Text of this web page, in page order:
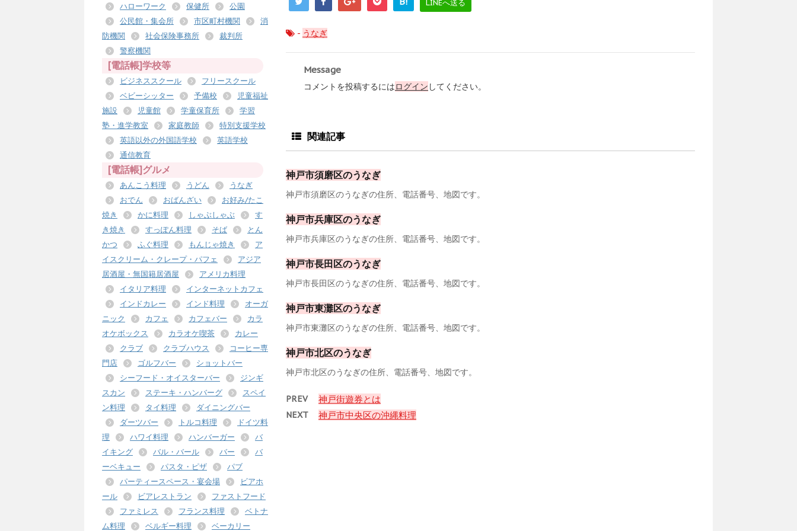
LINEへ送る
- うなぎ
Message
コメントを投稿するにはログイン してください。
関連記事
神戸市須磨区のうなぎ
神戸市須磨区のうなぎの住所、電話番号、地図です。
神戸市兵庫区のうなぎ
神戸市兵庫区のうなぎの住所、電話番号、地図です。
神戸市長田区のうなぎ
神戸市長田区のうなぎの住所、電話番号、地図です。
神戸市東灘区のうなぎ
神戸市東灘区のうなぎの住所、電話番号、地図です。
神戸市北区のうなぎ
神戸市北区のうなぎの住所、電話番号、地図です。
PREV 神戸街遊券とは
NEXT 神戸市中央区の沖縄料理
ハローワーク 保健所
公園
公民館・集会所
市区町村機関
消
防機関
社会保険事務所
裁判所
警察機関
[電話帳]学校等
ビジネススクール
フリースクール
ベビーシッター
予備校
児童福祉
施設
児童館 学童保育所
学習
塾・進学教室
家庭教師
特別支援学校
英語以外の外国語学校
英語学校
通信教育
[電話帳]グルメ
あんこう料理 うどん
うなぎ
おでん
おばんざい
お好み/たこ
焼き
かに料理 しゃぶしゃぶ
す
き焼き
すっぽん料理 そば
とん
かつ
ふぐ料理 もんじゃ焼き
ア
イスクリーム・クレープ・パフェ
アジア
居酒屋・無国籍居酒屋
アメリカ料理
イタリア料理
インターネットカフェ
インドカレー
インド料理
オーガ
ニック
カフェ カフェバー
カラ
オケボックス
カラオケ喫茶
カレー
クラブ
クラブハウス
コーヒー専
門店
ゴルフバー
ショットバー
シーフード・オイスターバー
ジンギ
スカン
ステーキ・ハンバーグ
スペイ
ン料理
タイ料理
ダイニングバー
ダーツバー
トルコ料理
ドイツ料
理
ハワイ料理 ハンバーガー
バ
イキング
バル・バール バー
バ
ーベキュー
パスタ・ピザ
パブ
パーティースペース・宴会場
ビアホ
ール
ビアレストラン
ファストフード
ファミレス
フランス料理
ベトナ
ム料理
ベルギー料理
ベーカリー